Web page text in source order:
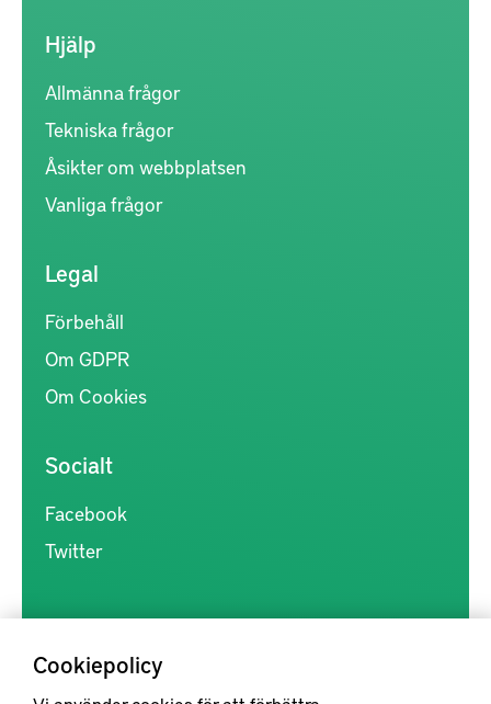
Cookiepolicy
Hjälp
Allmänna frågor
Tekniska frågor
Åsikter om webbplatsen
Vanliga frågor
Legal
Förbehåll
Om GDPR
Om Cookies
Socialt
Facebook
Twitter